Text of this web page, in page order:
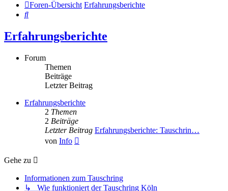
Foren-Übersicht Erfahrungsberichte
Suche
Erfahrungsberichte
Forum
Themen
Beiträge
Letzter Beitrag
Erfahrungsberichte
2 Themen
2 Beiträge
Letzter Beitrag Erfahrungsberichte: Tauschrin…
von Info
Gehe zu
Informationen zum Tauschring
↳ Wie funktioniert der Tauschring Köln